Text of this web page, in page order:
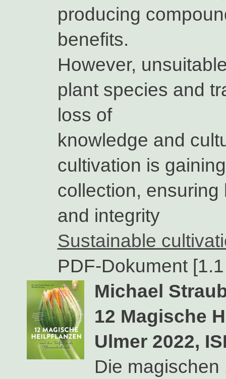
producing
benefits.
However,
plant species and
loss of
knowledge and
cultivation is
collection,
and integrity
Sustainable
PDF-Dokument
Michael
12 Magische
Ulmer 2022,
Die